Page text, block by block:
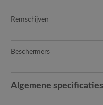
Remschijven
Beschermers
Algemene specificaties